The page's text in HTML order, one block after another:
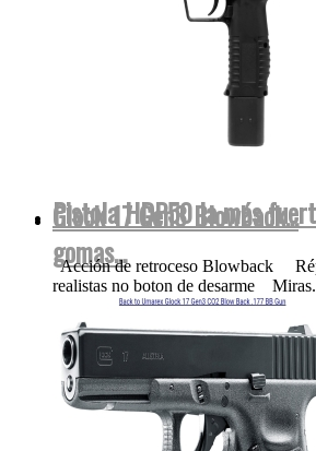
Pistola HDP50 la más
gomas...
OJO NADA DE POLVORA
FOGUEO ILEGAL👌 Las replicas
for Engagement te permiten entrenar...
Glock 17 Gen3 Blowback...
Acción de retroceso Blowback
realistas no boton de desarme